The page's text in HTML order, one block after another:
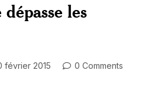
les
février 2015
0 Comments